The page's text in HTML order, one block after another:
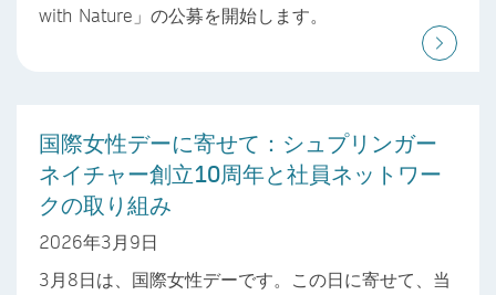
with Nature」の公募を開始します。
国際女性デーに寄せて：シュプリンガー
ネイチャー創立10周年と社員ネットワー
クの取り組み
2026年3月9日
3月8日は、国際女性デーです。この日に寄せて、当